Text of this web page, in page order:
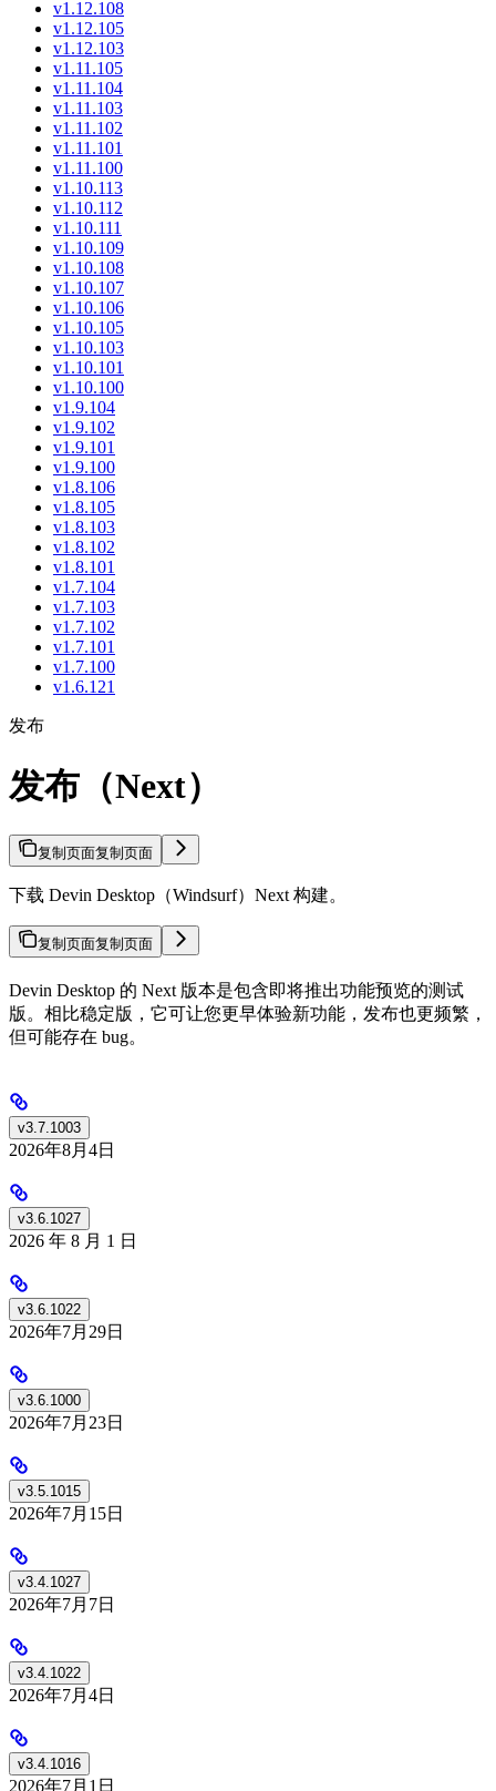
v1.12.108
v1.12.105
v1.12.103
v1.11.105
v1.11.104
v1.11.103
v1.11.102
v1.11.101
v1.11.100
v1.10.113
v1.10.112
v1.10.111
v1.10.109
v1.10.108
v1.10.107
v1.10.106
v1.10.105
v1.10.103
v1.10.101
v1.10.100
v1.9.104
v1.9.102
v1.9.101
v1.9.100
v1.8.106
v1.8.105
v1.8.103
v1.8.102
v1.8.101
v1.7.104
v1.7.103
v1.7.102
v1.7.101
v1.7.100
v1.6.121
发布
发布（Next）
复制页面复制页面
下载 Devin Desktop（Windsurf）Next 构建。
复制页面复制页面
Devin Desktop 的 Next 版本是包含即将推出功能预览的测试
版。相比稳定版，它可让您更早体验新功能，发布也更频繁，
但可能存在 bug。
v3.7.1003
2026年8月4日
v3.6.1027
2026 年 8 月 1 日
v3.6.1022
2026年7月29日
v3.6.1000
2026年7月23日
v3.5.1015
2026年7月15日
v3.4.1027
2026年7月7日
v3.4.1022
2026年7月4日
v3.4.1016
2026年7月1日